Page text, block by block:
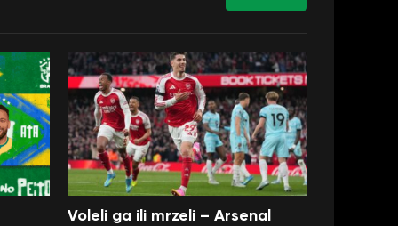
Voleli ga ili mrzeli – Arsenal